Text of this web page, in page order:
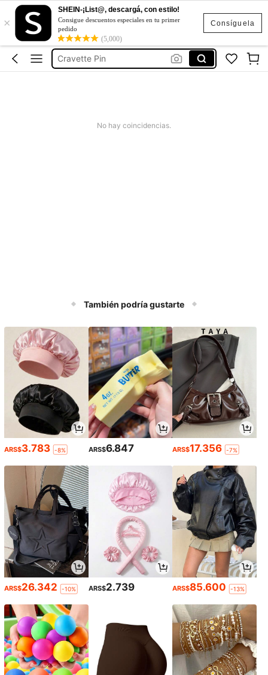
Consíguela
×
SHEIN-¡List@, descargá, con estilo!
Consigue descuentos especiales en tu primer
pedido
(5,000)
Tai
Neck Bow Tie
Cravette Pin
No hay coincidencias.
También podría gustarte
ARS$3.783 -8% ARS$6.847 ARS$17.356 -7%
ARS$26.342 -10% ARS$2.739 ARS$85.600 -13%